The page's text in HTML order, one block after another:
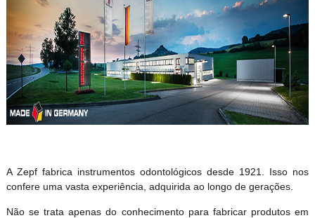
A Zepf fabrica instrumentos odontológicos desde 1921. Isso nos
confere uma vasta experiência, adquirida ao longo de gerações.
Não se trata apenas do conhecimento para fabricar produtos em